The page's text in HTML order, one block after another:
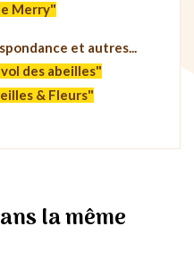
Merry"
et autres...
des abeilles"
& Fleurs"
la même